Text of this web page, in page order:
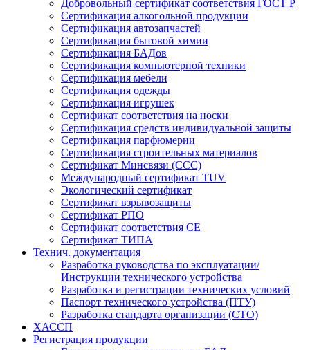
Добровольный сертификат соответствия ГОСТ Р
Сертификация алкогольной продукции
Сертификация автозапчастей
Сертификация бытовой химии
Сертификация БАДов
Сертификация компьютерной техники
Сертификация мебели
Сертификация одежды
Сертификация игрушек
Сертификат соответствия на носки
Сертификация средств индивидуальной защиты
Сертификация парфюмерии
Сертификация строительных материалов
Сертификат Минсвязи (ССС)
Международный сертификат TUV
Экологический сертификат
Сертификат взрывозащиты
Сертификат РПО
Сертификат соответствия CE
Сертификат ТИПА
Технич. документация
Разработка руководства по эксплуатации/
Инструкции технического устройства
Разработка и регистрации технических условий
Паспорт технического устройства (ПТУ)
Разработка стандарта организации (СТО)
ХАССП
Регистрация продукции